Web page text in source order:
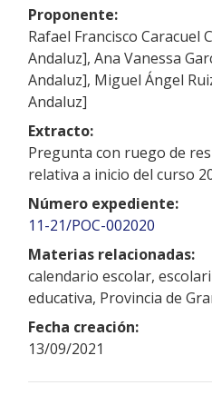
Proponente:
Rafael Francisco Caracuel
Andaluz], Ana Vanessa
Andaluz], Miguel Ángel
Andaluz]
Extracto:
Pregunta con ruego de
relativa a inicio del curso
Número expediente:
11-21/POC-002020
Materias relacionadas:
calendario escolar,
educativa, Provincia de
Fecha creación:
13/09/2021